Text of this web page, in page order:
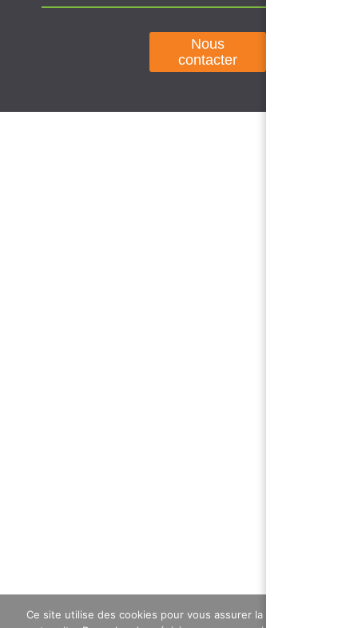
Nous
contacter
Ce site utilise des cookies pour vous assurer la meilleure